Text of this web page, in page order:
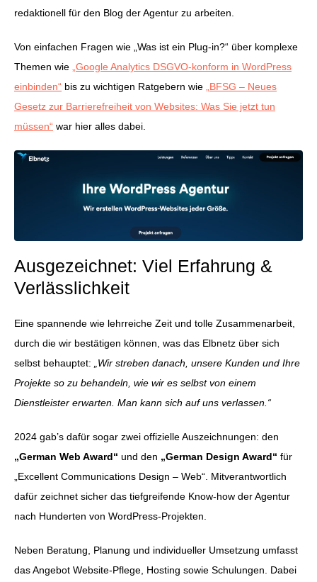
redaktionell für den Blog der Agentur zu arbeiten.
Von einfachen Fragen wie „Was ist ein Plug-in?“ über komplexe
Themen wie „Google Analytics DSGVO-konform in WordPress
einbinden“ bis zu wichtigen Ratgebern wie
„BFSG – Neues
Gesetz zur Barrierefreiheit von Websites: Was Sie jetzt tun
müssen“ war hier alles dabei.
Ausgezeichnet: Viel Erfahrung &
Verlässlichkeit
Eine spannende wie lehrreiche Zeit und tolle Zusammenarbeit,
durch die wir bestätigen können, was das Elbnetz über sich
selbst behauptet:
„Wir streben danach, unsere Kunden und Ihre
Projekte so zu behandeln, wie wir es selbst von einem
Dienstleister erwarten. Man kann sich auf uns verlassen.“
2024 gab’s dafür sogar zwei offizielle Auszeichnungen: den
„German Web Award“ und den „German Design Award“ für
„Excellent Communications Design – Web“. Mitverantwortlich
dafür zeichnet sicher das tiefgreifende Know-how der Agentur
nach Hunderten von WordPress-Projekten.
Neben Beratung, Planung und individueller Umsetzung umfasst
das Angebot Website-Pflege, Hosting sowie Schulungen. Dabei